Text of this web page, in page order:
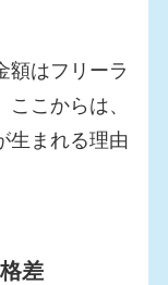
額はフリーラ
こからは、
生まれる理由
差